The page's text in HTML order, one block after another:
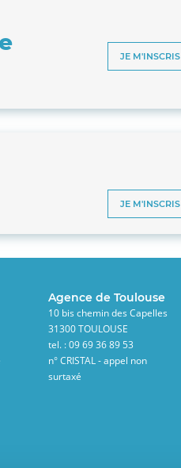
JE M'INSCRIS
JE M'INSCRIS
Agence de Toulouse
10 bis chemin des Capelles
31300 TOULOUSE
tel. : 09 69 36 89 53
n° CRISTAL - appel non
surtaxé